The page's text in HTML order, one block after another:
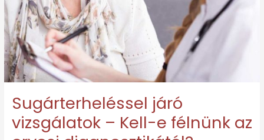
Sugárterheléssel járó
vizsgálatok – Kell-e félnünk az
e
félnünk
az
orvosi
diagnosztikától?